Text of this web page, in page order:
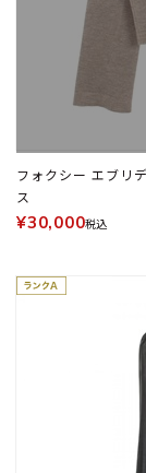
フォクシー エブリ
ス
¥30,000税込